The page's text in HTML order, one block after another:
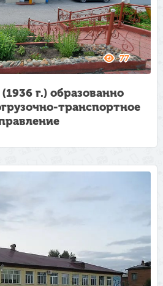
77
г.) образованно
транспортное